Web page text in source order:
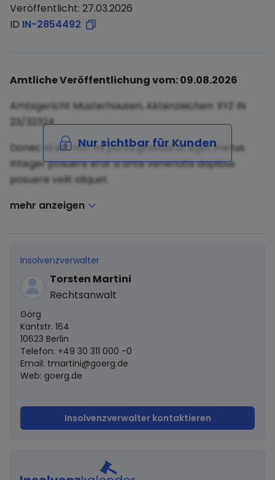
Veröffentlicht: 27.03.2026
ID IN-2854492
Amtliche Veröffentlichung vom: 09.08.2026
Amtsgericht Musterhausen, Aktenzeichen: XYZ IN
23/32324
Donec id elit non mi porta gravida at eget metus.
Integer posuere erat a ante venenatis dapibus
posuere velit aliquet.
Nur sichtbar für Kunden
mehr anzeigen
Insolvenzverwalter
Torsten Martini
Rechtsanwalt
Görg
Kantstr. 164
10623 Berlin
Telefon: +49 30 311 000 -0
Email: tmartini@goerg.de
Web: goerg.de
Insolvenzverwalter kontaktieren